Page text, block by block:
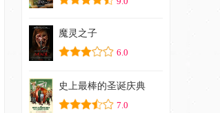
魔灵之子
6.0
史上最棒的圣诞庆典
7.0